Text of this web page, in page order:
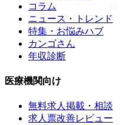
コラム
ニュース・トレンド
特集・お悩みハブ
カンゴさん
年収診断
医療機関向け
無料求人掲載・相談
求人票改善レビュー